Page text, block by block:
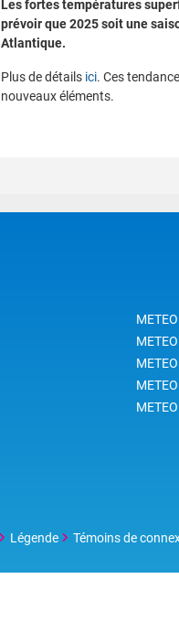
Les fortes températures
prévoir que 2025 soit une
Atlantique.
Plus de détails ici. Ces
nouveaux éléments.
Légende Témoins de